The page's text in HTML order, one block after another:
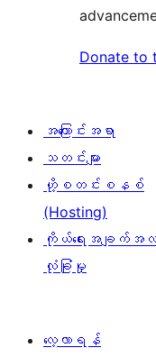
Donate to
အကြောင်းအရာ
သတင်းများ
ဟို့စတင်းစနစ်
(Hosting)
ကိုယ်ရေးအချက်အ
လုံခြုံမှု
လေ့လာရန်